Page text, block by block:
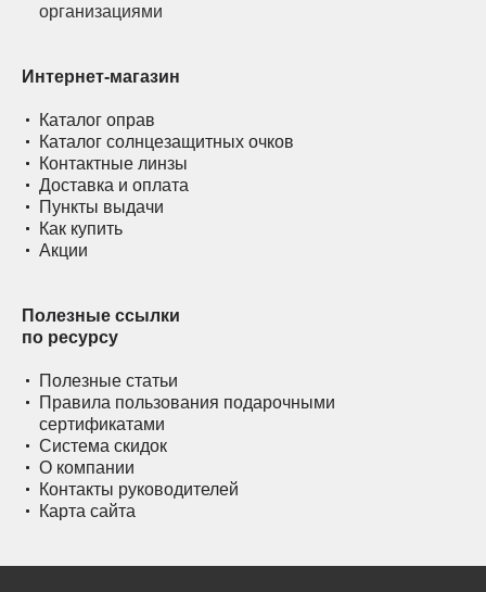
Интернет-магазин
Каталог оправ
Каталог солнцезащитных очков
Контактные линзы
Доставка и оплата
Пункты выдачи
Как купить
Акции
Полезные ссылки
по ресурсу
Полезные статьи
Правила пользования подарочными
сертификатами
Система скидок
О компании
Контакты руководителей
Карта сайта